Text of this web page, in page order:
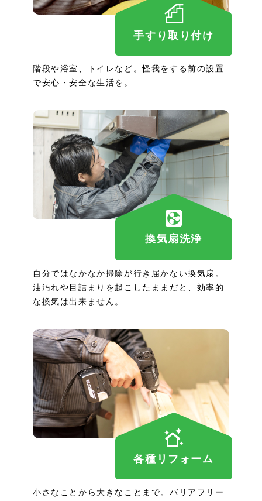
手すり取り付け
階段や浴室、トイレなど。怪我をする前の設置
で安心・安全な生活を。
換気扇洗浄
自分ではなかなか掃除が行き届かない換気扇。
油汚れや目詰まりを起こしたままだと、効率的
な換気は出来ません。
各種リフォーム
小さなことから大きなことまで。バリアフリー